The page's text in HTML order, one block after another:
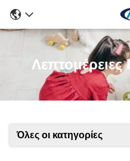
Λεπτομέρειες
Όλες οι κατηγορίες